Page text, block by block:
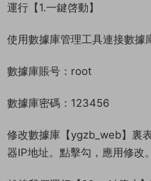
運行【1.一鍵啓動】
使用數據庫管理工具連接數據
數據庫賬号：root
數據庫密碼：123456
修改數據庫【ygzb_web】裏
器IP地址。點擊勾，應用修改。